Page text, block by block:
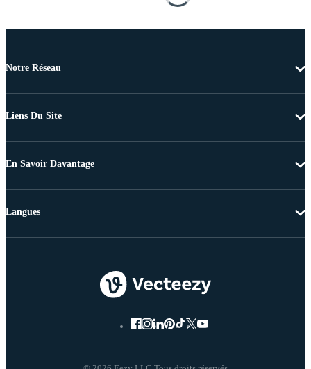
Notre Réseau
Liens Du Site
En Savoir Davantage
Langues